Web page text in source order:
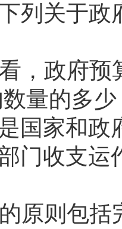
列关于
，政府预
量的多少
国家和政
门收支运
原则包